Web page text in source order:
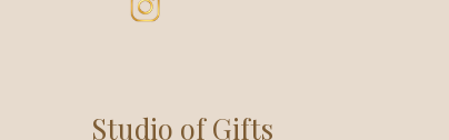
Studio of Gifts